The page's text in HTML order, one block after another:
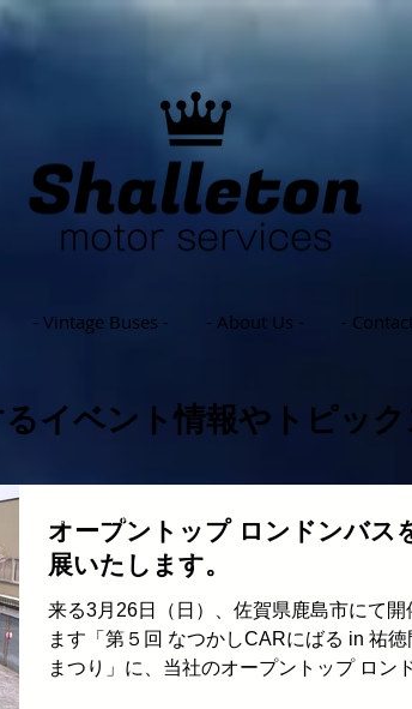
- Vintage Buses - - About Us - -
イベント情報やトピック
オープントップ ロンドンバス
展いたします。
来る3月26日（日）、佐賀県鹿島市にて開
ます「第５回 なつかしCARにばる in 祐徳
まつり」に、当社のオープントップ ロンド
伝カー アドトラ アドバス